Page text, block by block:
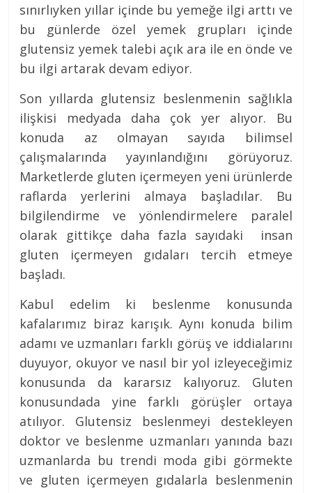
sınırlıyken yıllar içinde bu yemeğe ilgi arttı ve
bu günlerde özel yemek grupları içinde
glutensiz yemek talebi açık ara ile en önde ve
bu ilgi artarak devam ediyor.
Son yıllarda glutensiz beslenmenin sağlıkla
ilişkisi medyada daha çok yer alıyor. Bu
konuda az olmayan sayıda bilimsel
çalışmalarında yayınlandığını görüyoruz.
Marketlerde gluten içermeyen yeni ürünlerde
raflarda yerlerini almaya başladılar. Bu
bilgilendirme ve yönlendirmelere paralel
olarak gittikçe daha fazla sayıdaki insan
gluten içermeyen gıdaları tercih etmeye
başladı.
Kabul edelim ki beslenme konusunda
kafalarımız biraz karışık. Aynı konuda bilim
adamı ve uzmanları farklı görüş ve iddialarını
duyuyor, okuyor ve nasıl bir yol izleyeceğimiz
konusunda da kararsız kalıyoruz. Gluten
konusundada yine farklı görüşler ortaya
atılıyor. Glutensiz beslenmeyi destekleyen
doktor ve beslenme uzmanları yanında bazı
uzmanlarda bu trendi moda gibi görmekte
ve gluten içermeyen gıdalarla beslenmenin